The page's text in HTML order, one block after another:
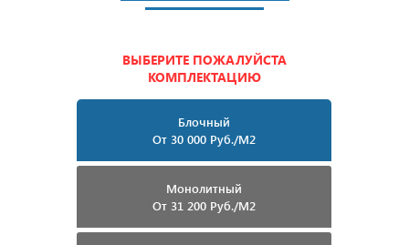
ВЫБЕРИТЕ ПОЖАЛУЙСТА
КОМПЛЕКТАЦИЮ
Блочный
От 30 000 Руб./м2
Монолитный
От 31 200 Руб./м2